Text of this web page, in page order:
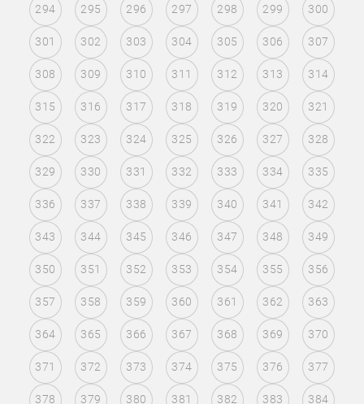
294 295 296 297 298 299 300
301 302 303 304 305 306 307
308 309 310 311 312 313 314
315 316 317 318 319 320 321
322 323 324 325 326 327 328
329 330 331 332 333 334 335
336 337 338 339 340 341 342
343 344 345 346 347 348 349
350 351 352 353 354 355 356
357 358 359 360 361 362 363
364 365 366 367 368 369 370
371 372 373 374 375 376 377
378 379 380 381 382 383 384